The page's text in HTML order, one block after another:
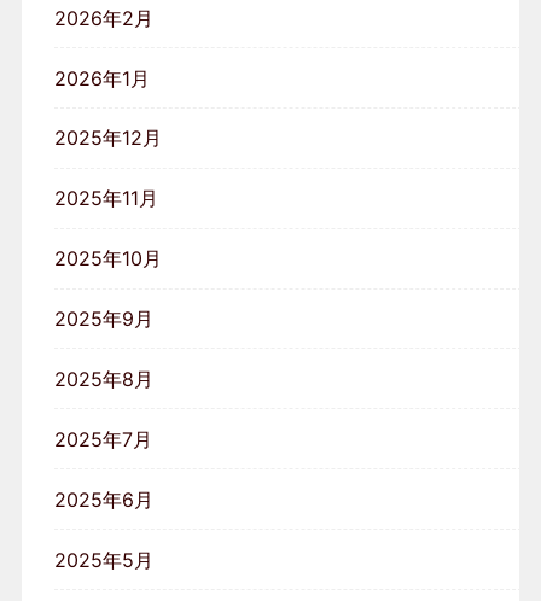
2026年2月
2026年1月
2025年12月
2025年11月
2025年10月
2025年9月
2025年8月
2025年7月
2025年6月
2025年5月